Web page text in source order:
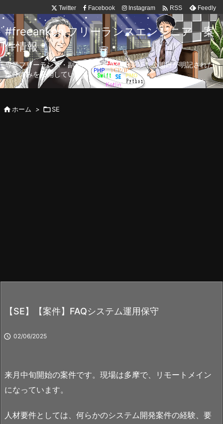
Twitter Facebook Instagram  RSS Feedly
#freeanken フリーランスエンジニア 案
件情報
専業フリーランス・副業向け案件を毎日更新！公開日が明記された
案件のみを公開しています。
ホーム > SE
【SE】【案件】FAQシステム運用保守
 02/06/2025
来月中旬開始の案件です。現場は多摩で、リモートメイン
になっています。
人材要件としては、何らかのシステム開発案件の経験、要